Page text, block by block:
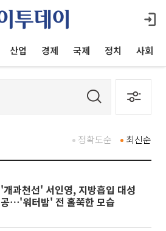
산업 경제 국제 정치 사회
최신순
정확도순
'개과천선' 서인영, 지방흡입 대성
공⋯'워터밤' 전 홀쭉한 모습